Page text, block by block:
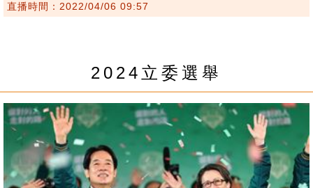
直播時間：2022/04/06 09:57
2024立委選舉